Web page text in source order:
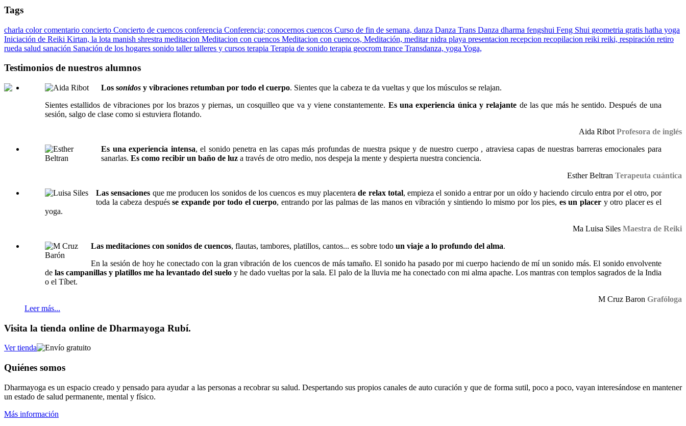
Tags
charla colorcomentario concierto Concierto de cuencos conferencia Conferencia; conocernos cuencos Curso de fin de semana, danza Danza Trans Danza dharma fengshui Feng Shui geometria gratis hatha yoga
Iniciación de Reiki Kirtan, la lota manish shrestra meditacion Meditacion con cuencos Meditacion con cuencos, Meditación, meditarnidra playa presentacion recepcion recopilacion reiki reiki, respiración retiro
rueda salud sanación Sanación de los hogares sonido tallertalleres y cursos terapia Terapia de sonido terapia geocrom trance Transdanza, yoga Yoga,
Testimonios de nuestros alumnos
Los sonidos y vibraciones retumban por todo el cuerpo. Sientes que la cabeza te da vueltas y que los músculos se relajan.
Sientes estallidos de vibraciones por los brazos y piernas, un cosquilleo que va y viene constantemente. Es una experiencia única y relajante de las que más he sentido. Después de una
sesión, salgo de clase como si estuviera flotando.
Aida Ribot Profesora de inglés
Es una experiencia intensa, el sonido penetra en las capas más profundas de nuestra psique y de nuestro cuerpo , atraviesa capas de nuestras barreras emocionales para
sanarlas. Es como recibir un baño de luz a través de otro medio, nos despeja la mente y despierta nuestra conciencia.
Esther Beltran Terapeuta cuántica
Las sensaciones que me producen los sonidos de los cuencos es muy placenterade relax total, empieza el sonido a entrar por un oído y haciendo circulo entra por el otro, por
toda la cabeza despuésse expande por todo el cuerpo, entrando por las palmas de las manos en vibración y sintiendo lo mismo por los pies, es un placer y otro placer es el
yoga.
Ma Luisa Siles Maestra de Reiki
Las meditaciones con sonidos de cuencos, flautas, tambores, platillos, cantos... es sobre todo un viaje a lo profundo del alma.
En la sesión de hoy he conectado con la gran vibración de los cuencos de más tamaño. El sonido ha pasado por mi cuerpo haciendo de mí un sonido más. El sonido envolvente
delas campanillas y platillos me ha levantado del suelo y he dado vueltas por la sala. El palo de la lluvia me ha conectado con mi alma apache. Los mantras con templos sagrados de la India
o el Tíbet.
M Cruz Baron Grafóloga
Leer más...
Visita la tienda online de Dharmayoga Rubí.
Ver tienda
Quiénes somos
Dharmayoga es un espacio creado y pensado para ayudar a las personas a recobrar su salud. Despertando sus propios canales de auto curación y que de forma sutil, poco a poco, vayan interesándose en mantener
un estado de salud permanente, mental y físico.
Más información